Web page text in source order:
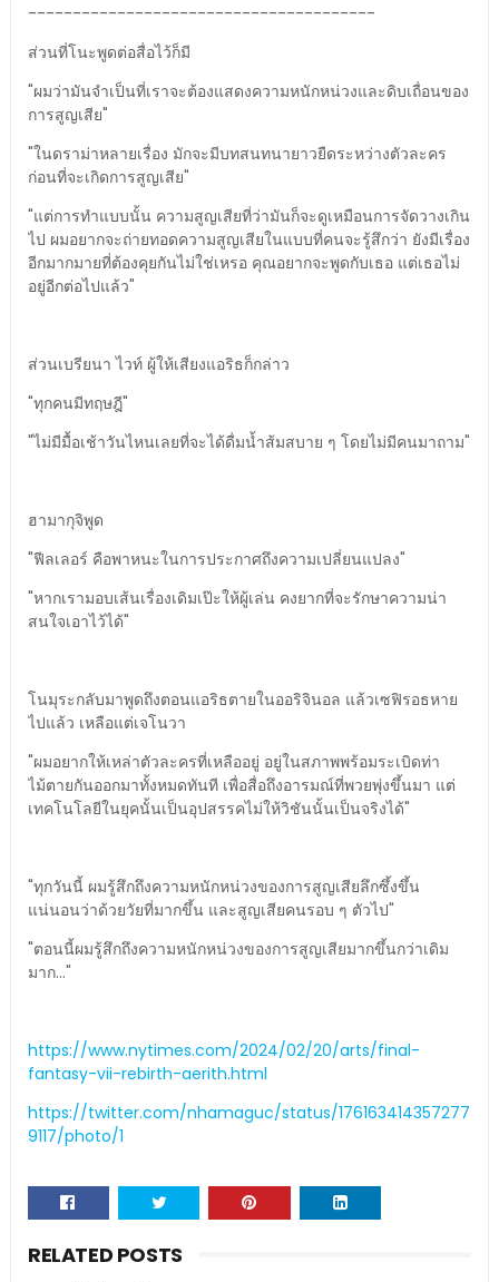
---------------------------------------
ส่วนที่โนะพูดต่อสื่อไว้ก็มี
"ผมว่ามันจำเป็นที่เราจะต้องแสดงความหนักหน่วงและดิบเถื่อนของ
การสูญเสีย"
"ในดราม่าหลายเรื่อง มักจะมีบทสนทนายาวยืดระหว่างตัวละคร
ก่อนที่จะเกิดการสูญเสีย"
"แต่การทำแบบนั้น ความสูญเสียที่ว่ามันก็จะดูเหมือนการจัดวางเกิน
ไป ผมอยากจะถ่ายทอดความสูญเสียในแบบที่คนจะรู้สึกว่า ยังมีเรื่อง
อีกมากมายที่ต้องคุยกันไม่ใช่เหรอ คุณอยากจะพูดกับเธอ แต่เธอไม่
อยู่อีกต่อไปแล้ว"
ส่วนเบรียนา ไวท์ ผู้ให้เสียงแอริธก็กล่าว
"ทุกคนมีทฤษฎี"
"ไม่มีมื้อเช้าวันไหนเลยที่จะได้ดื่มน้ำส้มสบาย ๆ โดยไม่มีคนมาถาม"
ฮามากุจิพูด
"ฟีลเลอร์ คือพาหนะในการประกาศถึงความเปลี่ยนแปลง"
"หากเรามอบเส้นเรื่องเดิมเป๊ะให้ผู้เล่น คงยากที่จะรักษาความน่า
สนใจเอาไว้ได้"
โนมุระกลับมาพูดถึงตอนแอริธตายในออริจินอล แล้วเซฟิรอธหาย
ไปแล้ว เหลือแต่เจโนวา
"ผมอยากให้เหล่าตัวละครที่เหลืออยู่ อยู่ในสภาพพร้อมระเบิดท่า
ไม้ตายกันออกมาทั้งหมดทันที เพื่อสื่อถึงอารมณ์ที่พวยพุ่งขึ้นมา แต่
เทคโนโลยีในยุคนั้นเป็นอุปสรรคไม่ให้วิชันนั้นเป็นจริงได้"
"ทุกวันนี้ ผมรู้สึกถึงความหนักหน่วงของการสูญเสียลึกซึ้งขึ้น
แน่นอนว่าด้วยวัยที่มากขึ้น และสูญเสียคนรอบ ๆ ตัวไป"
"ตอนนี้ผมรู้สึกถึงความหนักหน่วงของการสูญเสียมากขึ้นกว่าเดิม
มาก..."
https://www.nytimes.com/2024/02/20/arts/final-
fantasy-vii-rebirth-aerith.html
https://twitter.com/nhamaguc/status/176163414357277
9117/photo/1
RELATED POSTS